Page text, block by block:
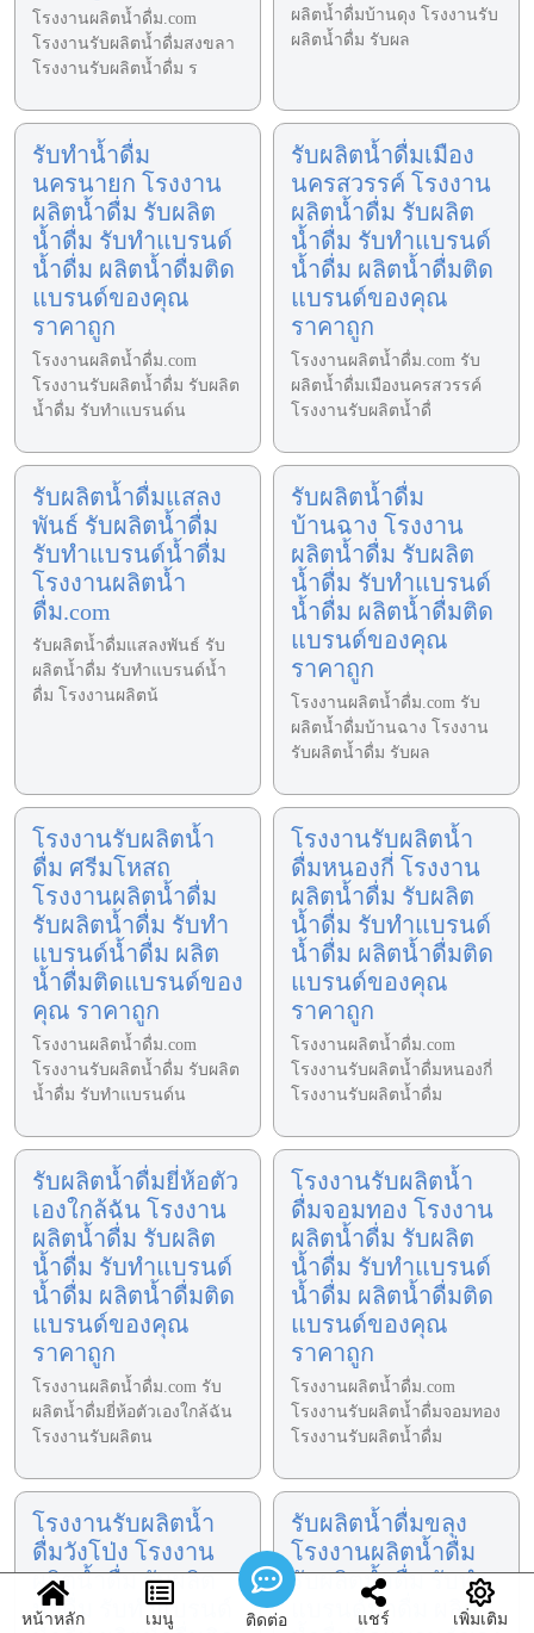
โรงงานผลิตน้ำดื่ม.com
โรงงานรับผลิตน้ำดื่มสงขลา
โรงงานรับผลิตน้ำดื่ม ร
ผลิตน้ำดื่มบ้านดุง โรงงานรับ
ผลิตน้ำดื่ม รับผล
รับทำน้ำดื่ม
นครนายก โรงงาน
ผลิตน้ำดื่ม รับผลิต
น้ำดื่ม รับทำแบรนด์
น้ำดื่ม ผลิตน้ำดื่มติด
แบรนด์ของคุณ
ราคาถูก
โรงงานผลิตน้ำดื่ม.com
โรงงานรับผลิตน้ำดื่ม รับผลิต
น้ำดื่ม รับทำแบรนด์น
รับผลิตน้ำดื่มเมือง
นครสวรรค์ โรงงาน
ผลิตน้ำดื่ม รับผลิต
น้ำดื่ม รับทำแบรนด์
น้ำดื่ม ผลิตน้ำดื่มติด
แบรนด์ของคุณ
ราคาถูก
โรงงานผลิตน้ำดื่ม.com รับ
ผลิตน้ำดื่มเมืองนครสวรรค์
โรงงานรับผลิตน้ำดื่
รับผลิตน้ำดื่มแสลง
พันธ์ รับผลิตน้ำดื่ม
รับทำแบรนด์น้ำดื่ม
โรงงานผลิตน้ำ
ดื่ม.com
รับผลิตน้ำดื่มแสลงพันธ์ รับ
ผลิตน้ำดื่ม รับทำแบรนด์น้ำ
ดื่ม โรงงานผลิตน้
รับผลิตน้ำดื่ม
บ้านฉาง โรงงาน
ผลิตน้ำดื่ม รับผลิต
น้ำดื่ม รับทำแบรนด์
น้ำดื่ม ผลิตน้ำดื่มติด
แบรนด์ของคุณ
ราคาถูก
โรงงานผลิตน้ำดื่ม.com รับ
ผลิตน้ำดื่มบ้านฉาง โรงงาน
รับผลิตน้ำดื่ม รับผล
โรงงานรับผลิตน้ำ
ดื่ม ศรีมโหสถ
โรงงานผลิตน้ำดื่ม
รับผลิตน้ำดื่ม รับทำ
แบรนด์น้ำดื่ม ผลิต
น้ำดื่มติดแบรนด์ของ
คุณ ราคาถูก
โรงงานผลิตน้ำดื่ม.com
โรงงานรับผลิตน้ำดื่ม รับผลิต
น้ำดื่ม รับทำแบรนด์น
โรงงานรับผลิตน้ำ
ดื่มหนองกี่ โรงงาน
ผลิตน้ำดื่ม รับผลิต
น้ำดื่ม รับทำแบรนด์
น้ำดื่ม ผลิตน้ำดื่มติด
แบรนด์ของคุณ
ราคาถูก
โรงงานผลิตน้ำดื่ม.com
โรงงานรับผลิตน้ำดื่มหนองกี่
โรงงานรับผลิตน้ำดื่ม
รับผลิตน้ำดื่มยี่ห้อตัว
เองใกล้ฉัน โรงงาน
ผลิตน้ำดื่ม รับผลิต
น้ำดื่ม รับทำแบรนด์
น้ำดื่ม ผลิตน้ำดื่มติด
แบรนด์ของคุณ
ราคาถูก
โรงงานผลิตน้ำดื่ม.com รับ
ผลิตน้ำดื่มยี่ห้อตัวเองใกล้ฉัน
โรงงานรับผลิตน
โรงงานรับผลิตน้ำ
ดื่มจอมทอง โรงงาน
ผลิตน้ำดื่ม รับผลิต
น้ำดื่ม รับทำแบรนด์
น้ำดื่ม ผลิตน้ำดื่มติด
แบรนด์ของคุณ
ราคาถูก
โรงงานผลิตน้ำดื่ม.com
โรงงานรับผลิตน้ำดื่มจอมทอง
โรงงานรับผลิตน้ำดื่ม
โรงงานรับผลิตน้ำ
ดื่มวังโป่ง โรงงาน
ผลิตน้ำดื่ม รับผลิต
น้ำดื่ม รับทำแบรนด์
รับผลิตน้ำดื่มขลุง
โรงงานผลิตน้ำดื่ม
รับผลิตน้ำดื่ม รับทำ
แบรนด์น้ำดื่ม ผลิต
หน้าหลัก เมนู ติดต่อ แชร์ เพิ่มเติม